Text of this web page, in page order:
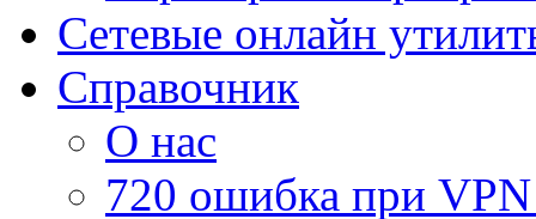
Сетевые онлайн
Справочник
О нас
720 ошибка при